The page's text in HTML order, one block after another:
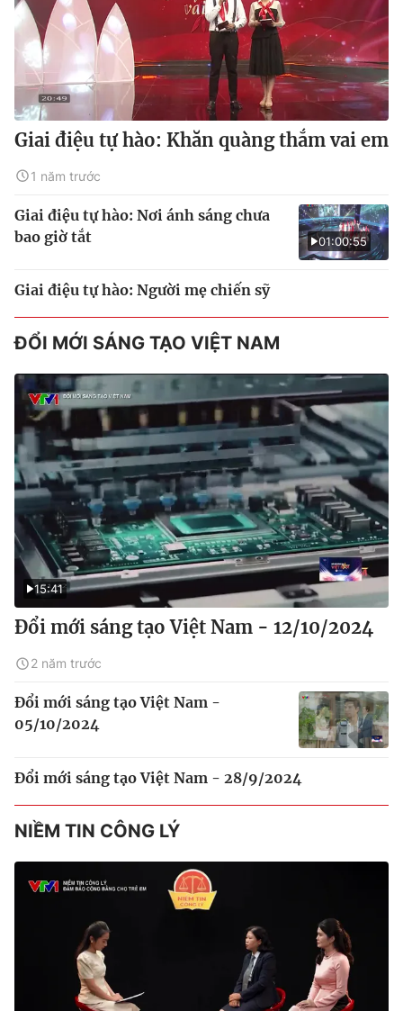
Giai điệu tự hào: Khăn quàng thắm vai em
1 năm trước
01:00:55
Giai điệu tự hào: Nơi ánh sáng chưa
bao giờ tắt
Giai điệu tự hào: Người mẹ chiến sỹ
ĐỔI MỚI SÁNG TẠO VIỆT NAM
15:41
Đổi mới sáng tạo Việt Nam - 12/10/2024
2 năm trước
Đổi mới sáng tạo Việt Nam -
05/10/2024
Đổi mới sáng tạo Việt Nam - 28/9/2024
NIỀM TIN CÔNG LÝ